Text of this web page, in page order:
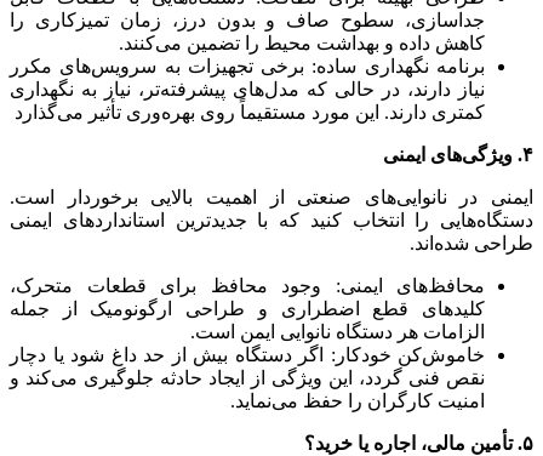
جداسازی، سطوح صاف و بدون درز، زمان تمیزکاری را
کاهش داده و بهداشت محیط را تضمین می‌کنند.
برنامه نگهداری ساده: برخی تجهیزات به سرویس‌های مکرر
نیاز دارند، در حالی که مدل‌های پیشرفته‌تر، نیاز به نگهداری
کمتری دارند. این مورد مستقیماً روی بهره‌وری تأثیر می‌گذارد
۴. ویژگی‌های ایمنی
ایمنی در نانوایی‌های صنعتی از اهمیت بالایی برخوردار است.
دستگاه‌هایی را انتخاب کنید که با جدیدترین استانداردهای ایمنی
طراحی شده‌اند.
محافظ‌های ایمنی: وجود محافظ برای قطعات متحرک،
کلیدهای قطع اضطراری و طراحی ارگونومیک از جمله
الزامات هر دستگاه نانوایی ایمن است.
خاموش‌کن خودکار: اگر دستگاه بیش‌ از حد داغ شود یا دچار
نقص فنی گردد، این ویژگی از ایجاد حادثه جلوگیری می‌کند و
امنیت کارگران را حفظ می‌نماید.
۵. تأمین مالی، اجاره یا خرید؟